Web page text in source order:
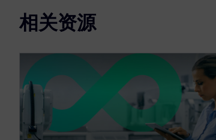
相关资源